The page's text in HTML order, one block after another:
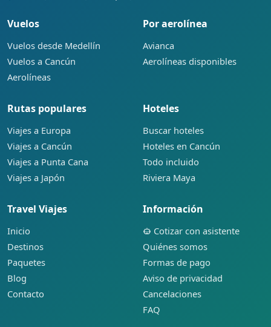
Vuelos
Vuelos desde Medellín
Vuelos a Cancún
Aerolíneas
Por aerolínea
Avianca
Aerolíneas disponibles
Rutas populares
Viajes a Europa
Viajes a Cancún
Viajes a Punta Cana
Viajes a Japón
Hoteles
Buscar hoteles
Hoteles en Cancún
Todo incluido
Riviera Maya
Travel Viajes
Inicio
Destinos
Paquetes
Blog
Contacto
Información
Cotizar con asistente
Quiénes somos
Formas de pago
Aviso de privacidad
Cancelaciones
FAQ